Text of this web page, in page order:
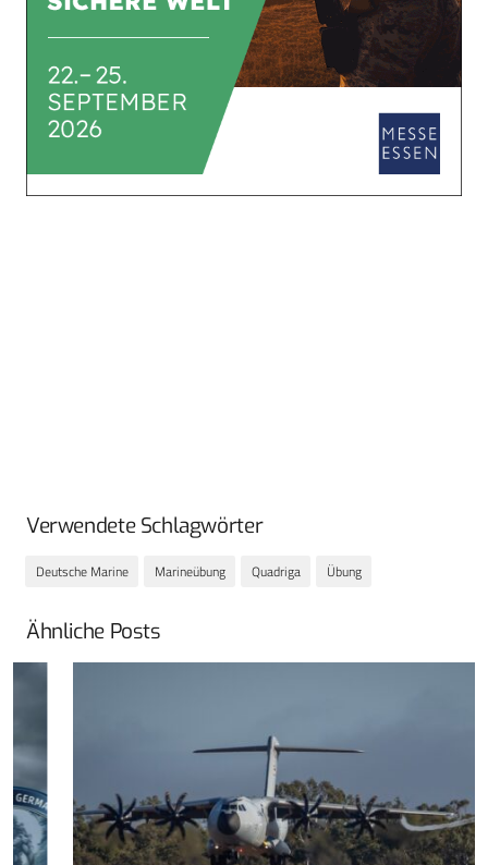
Verwendete Schlagwörter
Deutsche Marine Marineübung Quadriga Übung
Ähnliche Posts